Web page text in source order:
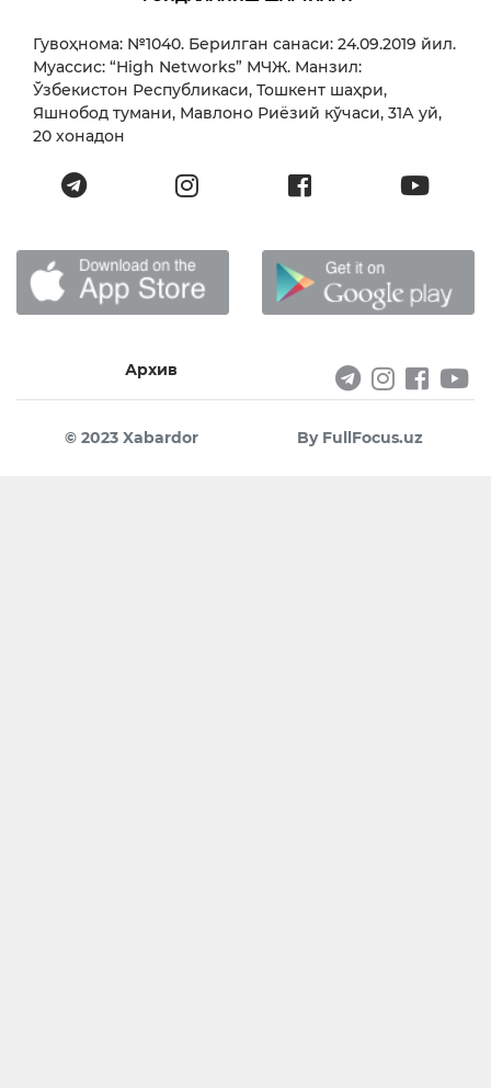
Гувоҳнома: №1040. Берилган санаси: 24.09.2019 йил.
Муассис: “High Networks” МЧЖ. Манзил:
Ўзбекистон Республикаси, Тошкент шаҳри,
Яшнобод тумани, Мавлоно Риёзий кўчаси, 31А уй,
20 хонадон
Архив
© 2023 Xabardor By FullFocus.uz